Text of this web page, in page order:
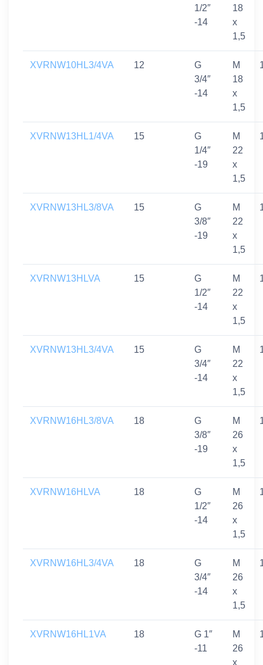
1/2″
-14
18
x
1,5
XVRNW10HL3/4VA 12
G
3/4″
-14
M
18
x
1,5
XVRNW13HL1/4VA 15
G
1/4″
-19
M
22
x
1,5
XVRNW13HL3/8VA 15
G
3/8″
-19
M
22
x
1,5
XVRNW13HLVA 15
G
1/2″
-14
M
22
x
1,5
XVRNW13HL3/4VA 15
G
3/4″
-14
M
22
x
1,5
XVRNW16HL3/8VA 18
G
3/8″
-19
M
26
x
1,5
XVRNW16HLVA 18
G
1/2″
-14
M
26
x
1,5
XVRNW16HL3/4VA 18
G
3/4″
-14
M
26
x
1,5
XVRNW16HL1VA 18
G 1″
-11
M
26
x